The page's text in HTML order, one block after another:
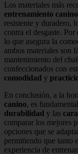
Los materiales más
entrenamiento canino
resistente y duradero,
contra el desgaste. Por
lo que asegura la
ambos materiales son
mantenimiento del
confeccionados con
comodidad y
En conclusión, a la
canino, es
durabilidad y las
comparar los mejores
opciones que se
permitiendo que tanto
experiencia de